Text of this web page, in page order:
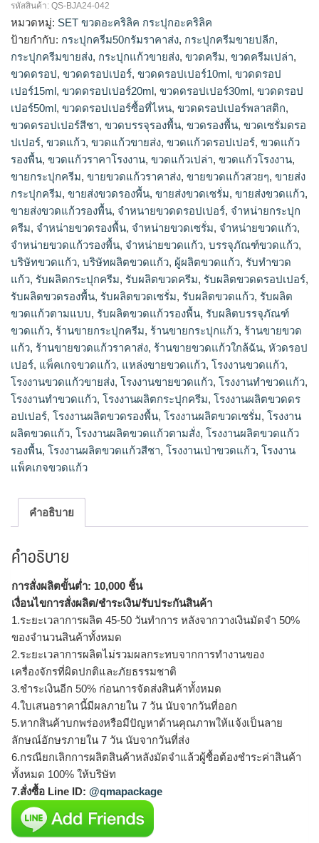
ตลับคุชชั่น, ตลับคุชชั่นเปล่า, บรรจุภัณฑ์ตลับคุชชั่น, บรรจุภัณฑ์
เครื่องสำอาง, เครื่องสำอางค์, แพ็คเกจตลับคุชชั่น, แพ็คเกจเครื่อง
สำอางค์, โรงงานผลิตเครื่องสำอาง, โรงงานแพ็คเกจเครื่องสำอาง
รหัสสินค้า: QS-BJA24-042
หมวดหมู่: SET ขวดอะคริลิค กระปุกอะคริลิค
ป้ายกำกับ: กระปุกครีม50กรัมราคาส่ง, กระปุกครีมขายปลีก,
กระปุกครีมขายส่ง, กระปุกแก้วขายส่ง, ขวดครีม, ขวดครีมเปล่า,
ขวดดรอป, ขวดดรอปเปอร์, ขวดดรอปเปอร์10ml, ขวดดรอป
เปอร์15ml, ขวดดรอปเปอร์20ml, ขวดดรอปเปอร์30ml, ขวดดรอป
เปอร์50ml, ขวดดรอปเปอร์ซื้อที่ไหน, ขวดดรอปเปอร์พลาสติก,
ขวดดรอปเปอร์สีชา, ขวดบรรจุรองพื้น, ขวดรองพื้น, ขวดเซรั่มดรอ
ปเปอร์, ขวดแก้ว, ขวดแก้วขายส่ง, ขวดแก้วดรอปเปอร์, ขวดแก้ว
รองพื้น, ขวดแก้วราคาโรงงาน, ขวดแก้วเปล่า, ขวดแก้วโรงงาน,
ขายกระปุกครีม, ขายขวดแก้วราคาส่ง, ขายขวดแก้วสวยๆ, ขายส่ง
กระปุกครีม, ขายส่งขวดรองพื้น, ขายส่งขวดเซรั่ม, ขายส่งขวดแก้ว,
ขายส่งขวดแก้วรองพื้น, จำหนายขวดดรอปเปอร์, จำหน่ายกระปุก
ครีม, จำหน่ายขวดรองพื้น, จำหน่ายขวดเซรั่ม, จำหน่ายขวดแก้ว,
จำหน่ายขวดแก้วรองพื้น, จําหน่ายขวดแก้ว, บรรจุภัณฑ์ขวดแก้ว,
บริษัทขวดแก้ว, บริษัทผลิตขวดแก้ว, ผู้ผลิตขวดแก้ว, รับทำขวด
แก้ว, รับผลิตกระปุกครีม, รับผลิตขวดครีม, รับผลิตขวดดรอปเปอร์,
รับผลิตขวดรองพื้น, รับผลิตขวดเซรั่ม, รับผลิตขวดแก้ว, รับผลิต
ขวดแก้วตามแบบ, รับผลิตขวดแก้วรองพื้น, รับผลิตบรรจุภัณฑ์
ขวดแก้ว, ร้านขายกระปุกครีม, ร้านขายกระปุกแก้ว, ร้านขายขวด
แก้ว, ร้านขายขวดแก้วราคาส่ง, ร้านขายขวดแก้วใกล้ฉัน, หัวดรอป
เปอร์, แพ็คเกจขวดแก้ว, แหล่งขายขวดแก้ว, โรงงานขวดแก้ว,
โรงงานขวดแก้วขายส่ง, โรงงานขายขวดแก้ว, โรงงานทำขวดแก้ว,
โรงงานทําขวดแก้ว, โรงงานผลิตกระปุกครีม, โรงงานผลิตขวดดร
อปเปอร์, โรงงานผลิตขวดรองพื้น, โรงงานผลิตขวดเซรั่ม, โรงงาน
ผลิตขวดแก้ว, โรงงานผลิตขวดแก้วตามสั่ง, โรงงานผลิตขวดแก้ว
รองพื้น, โรงงานผลิตขวดแก้วสีชา, โรงงานเป่าขวดแก้ว, โรงงาน
แพ็คเกจขวดแก้ว
คำอธิบาย
คำอธิบาย
การสั่งผลิตขั้นต่ำ: 10,000 ชิ้น
เงื่อนไขการสั่งผลิต/ชำระเงิน/รับประกันสินค้า
1.ระยะเวลาการผลิต 45-50 วันทำการ หลังจากวางเงินมัดจำ 50%
ของจำนวนสินค้าทั้งหมด
2.ระยะเวลาการผลิตไม่รวมผลกระทบจากการทำงานของ
เครื่องจักรที่ผิดปกติและภัยธรรมชาติ
3.ชำระเงินอีก 50% ก่อนการจัดส่งสินค้าทั้งหมด
4.ใบเสนอราคานี้มีผลภายใน 7 วัน นับจากวันที่ออก
5.หากสินค้าบกพร่องหรือมีปัญหาด้านคุณภาพให้แจ้งเป็นลาย
ลักษณ์อักษรภายใน 7 วัน นับจากวันที่ส่ง
6.กรณียกเลิกการผลิตสินค้าหลังมัดจำแล้วผู้ซื้อต้องชำระค่าสินค้า
ทั้งหมด 100% ให้บริษัท
7.สั่งซื้อ Line ID: @qmapackage